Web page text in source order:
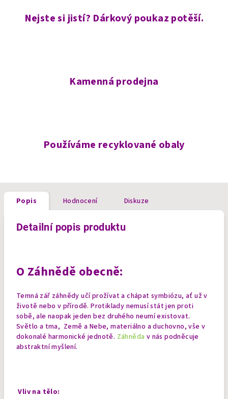
Nejste si jistí? Dárkový poukaz potěší.
Kamenná prodejna
Používáme recyklované obaly
Popis Hodnocení Diskuze
Detailní popis produktu
O Záhnědě obecně:
Temná zář záhnědy učí prožívat a chápat symbiózu, ať už v
životě nebo v přírodě. Protiklady nemusí stát jen proti
sobě, ale naopak jeden bez druhého neumí existovat.
Světlo a tma, Země a Nebe, materiálno a duchovno, vše v
dokonalé harmonické jednotě. Záhněda v nás podněcuje
abstraktní myšlení.
Vliv na tělo: